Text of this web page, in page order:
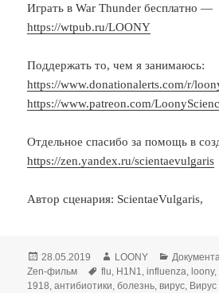
Играть в War Thunder бесплатно —
https://wtpub.ru/LOONY
Поддержать то, чем я занимаюсь:
https://www.donationalerts.com/r/
https://www.patreon.com/
Отдельное спасибо за помощь в
https://zen.yandex.ru/scientaevulgaris
Автор сценария: ScientaeVulgaris,
Опубликовано
28.05.2019 Автор
LOONY Рубрики
Zen-фильм
Метки
flu H1N1 ,influenza ,loony,
1918 ,антибиотики ,болезнь ,вирус Вирус